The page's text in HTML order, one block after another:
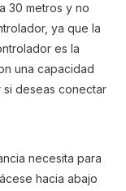
30 metros y no
ya que la
es la
una capacidad
si deseas conectar
necesita para
hacia abajo